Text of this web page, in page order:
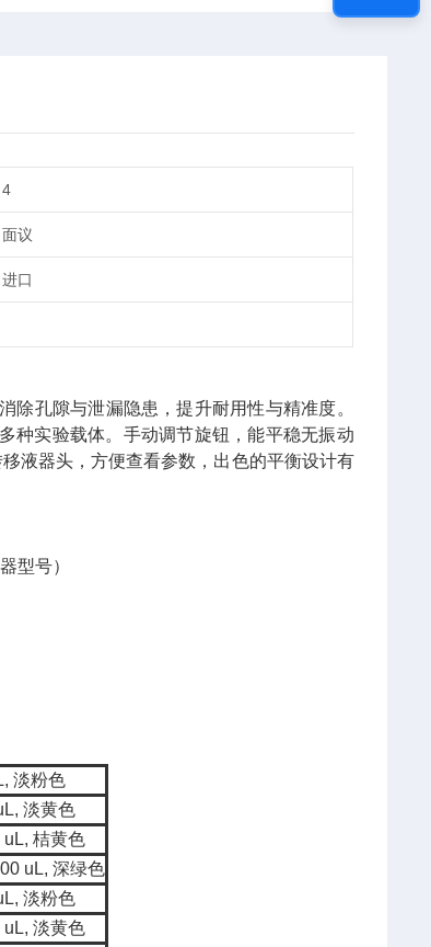
4
面议
进口
除孔隙与泄漏隐患，提升耐用性与精准度。
种实验载体。手动调节旋钮，能平稳无振动
液器头，方便查看参数，出色的平衡设计有
型号）
淡粉色
淡黄色
桔黄色
uL, 深绿色
淡粉色
淡黄色